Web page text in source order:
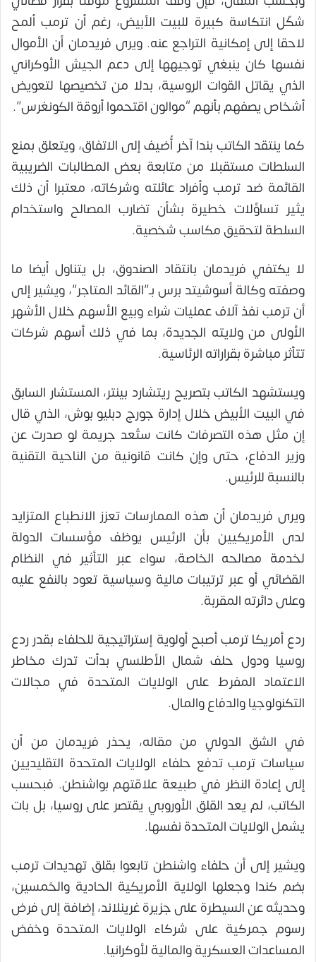
شكّل انتكاسة كبيرة للبيت الأبيض، رغم أن ترمب ألمح
لاحقا إلى إمكانية التراجع عنه. ويرى فريدمان أن الأموال
نفسها كان ينبغي توجيهها إلى دعم الجيش الأوكراني
الذي يقاتل القوات الروسية، بدلا من تخصيصها لتعويض
أشخاص يصفهم بأنهم “موالون اقتحموا أروقة الكونغرس”.
كما ينتقد الكاتب بندا آخر أُضيف إلى الاتفاق، ويتعلق بمنع
السلطات مستقبلا من متابعة بعض المطالبات الضريبية
القائمة ضد ترمب وأفراد عائلته وشركاته، معتبرا أن ذلك
يثير تساؤلات خطيرة بشأن تضارب المصالح واستخدام
السلطة لتحقيق مكاسب شخصية.
لا يكتفي فريدمان بانتقاد الصندوق، بل يتناول أيضا ما
وصفته وكالة أسوشيتد برس بـ”القائد المتاجر”، ويشير إلى
أن ترمب نفذ آلاف عمليات شراء وبيع الأسهم خلال الأشهر
الأولى من ولايته الجديدة، بما في ذلك أسهم شركات
تتأثر مباشرة بقراراته الرئاسية.
ويستشهد الكاتب بتصريح ريتشارد بينتر، المستشار السابق
في البيت الأبيض خلال إدارة جورج دبليو بوش، الذي قال
إن مثل هذه التصرفات كانت ستُعد جريمة لو صدرت عن
وزير الدفاع، حتى وإن كانت قانونية من الناحية التقنية
بالنسبة للرئيس.
ويرى فريدمان أن هذه الممارسات تعزز الانطباع المتزايد
لدى الأمريكيين بأن الرئيس يوظف مؤسسات الدولة
لخدمة مصالحه الخاصة، سواء عبر التأثير في النظام
القضائي أو عبر ترتيبات مالية وسياسية تعود بالنفع عليه
وعلى دائرته المقربة.
ردع أمريكا ترمب أصبح أولوية إستراتيجية للحلفاء بقدر ردع
روسيا ودول حلف شمال الأطلسي بدأت تدرك مخاطر
الاعتماد المفرط على الولايات المتحدة في مجالات
التكنولوجيا والدفاع والمال.
في الشق الدولي من مقاله، يحذر فريدمان من أن
سياسات ترمب تدفع حلفاء الولايات المتحدة التقليديين
إلى إعادة النظر في طبيعة علاقتهم بواشنطن. فبحسب
الكاتب، لم يعد القلق الأوروبي يقتصر على روسيا، بل بات
يشمل الولايات المتحدة نفسها.
ويشير إلى أن حلفاء واشنطن تابعوا بقلق تهديدات ترمب
بضم كندا وجعلها الولاية الأمريكية الحادية والخمسين،
وحديثه عن السيطرة على جزيرة غرينلاند، إضافة إلى فرض
رسوم جمركية على شركاء الولايات المتحدة وخفض
المساعدات العسكرية والمالية لأوكرانيا.